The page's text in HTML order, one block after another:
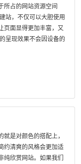
所占的网站资源空间
站，不仅可以大胆使用
页面显得更加丰富，又
呈现效果不会因设备的
是对颜色的搭配上，
约清爽的风格会更加适
欣赏网站。如果我们